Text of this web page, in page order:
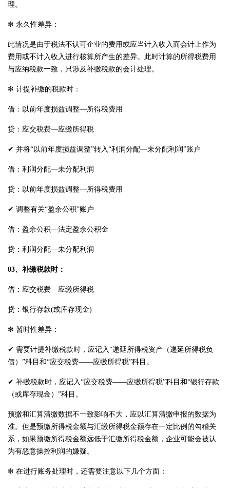
理。
❇ 永久性差异：
此情况是由于税法不认可企业的费用或应当计入收入而会计上作为
费用或不计入收入进行核算所产生的差异。此时计算的所得税费用
与应纳税款一致，只涉及补缴税款的会计处理。
❇ 计提补缴的税款时：
借：以前年度损益调整—所得税费用
贷：应交税费—应缴所得税
✔ 并将“以前年度损益调整”转入“利润分配—未分配利润”账户
借：利润分配—未分配利润
贷：以前年度损益调整—所得税费用
✔ 调整有关“盈余公积”账户
借：盈余公积—法定盈余公积金
贷：利润分配—未分配利润
03、补缴税款时：
借：应交税费—应缴所得税
贷：银行存款(或库存现金)
❇ 暂时性差异：
✔ 需要计提补缴税款时，应记入“递延所得税资产（递延所得税负
债）”科目和“应交税费——应缴所得税”科目。
✔ 补缴税款时，应记入“应交税费——应缴所得税”科目和“银行存款
（或库存现金）”科目。
预缴和汇算清缴数据不一致影响不大，应以汇算清缴申报的数据为
准。但是预缴所得税金额与汇缴所得税金额存在一定比例的勾稽关
系，如果预缴所得税金额远低于汇缴所得税金额，企业可能会被认
为有恶意操控利润的嫌疑。
❇ 在进行账务处理时，还需要注意以下几个方面：